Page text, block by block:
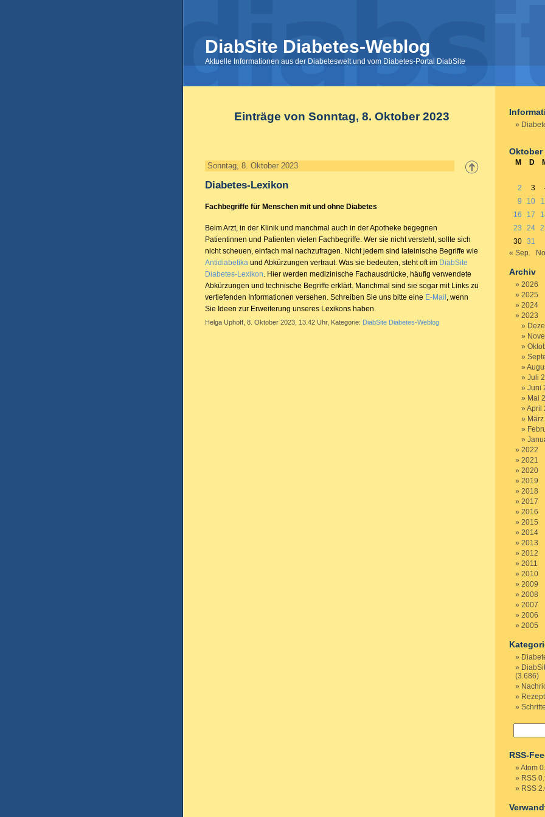
DiabSite Diabetes-Weblog
Aktuelle Informationen aus der Diabeteswelt und vom Diabetes-Portal DiabSite
Einträge von Sonntag, 8. Oktober 2023
Sonntag, 8. Oktober 2023
Diabetes-Lexikon
Fachbegriffe für Menschen mit und ohne Diabetes
Beim Arzt, in der Klinik und manchmal auch in der Apotheke begegnen
Patientinnen und Patienten vielen Fachbegriffe. Wer sie nicht versteht, sollte sich
nicht scheuen, einfach mal nachzufragen. Nicht jedem sind lateinische Begriffe wie
Antidiabetika und Abkürzungen vertraut. Was sie bedeuten, steht oft im DiabSite
Diabetes-Lexikon. Hier werden medizinische Fachausdrücke, häufig verwendete
Abkürzungen und technische Begriffe erklärt. Manchmal sind sie sogar mit Links zu
vertiefenden Informationen versehen. Schreiben Sie uns bitte eine E-Mail , wenn
Sie Ideen zur Erweiterung unseres Lexikons haben.
Helga Uphoff, 8. Oktober 2023, 13.42 Uhr, Kategorie: DiabSite Diabetes-Weblog
Oktober
M D
2
3
9
10
16
17
23
24
30 31
« Sep.
Archiv
2026
2025
2024
2023
Juli
Juni
Mai
April
2022
2021
2020
2019
2018
2017
2016
2015
2014
2013
2012
2011
2010
2009
2008
2007
2006
2005
(3.686)
RSS-
Atom
RSS
RSS